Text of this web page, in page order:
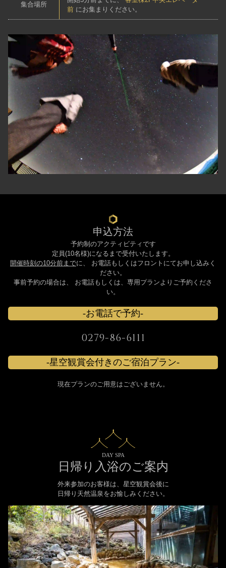
集合場所
前 にお集まりください。
申込方法
予約制のアクティビティです
定員(10名様)になるまで受付いたします。
開催時刻の10分前までに、 お電話もしくはフロントにてお申し込みく
ださい。
事前予約の場合は、 お電話もしくは、専用プランよりご予約くださ
い。
お電話で予約
0279-86-6111
星空観賞会付きのご宿泊プラン
現在プランのご用意はございません。
日帰り入浴のご案内
DAY SPA
外来参加のお客様は、星空観賞会後に
日帰り天然温泉をお愉しみください。